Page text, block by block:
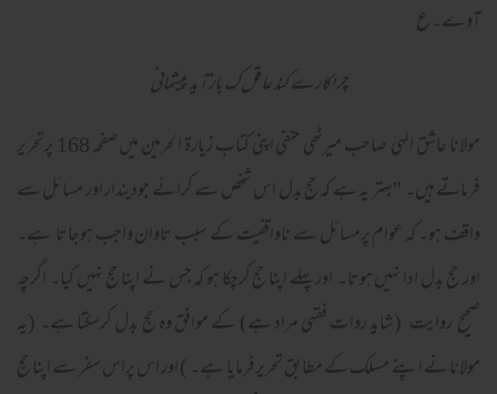
آوے۔ ع
چراکارے کند عاقل ک باز آید پیشمانی
مولانا عاشق الہیٰ صاحب میرٹھی حنفی اپنی کتاب زیارۃ الحرمین میں صفحہ 168 پرتحریر
فرماتے ہیں۔ ''بہتر یہ ہے کہ حج بدل اس شخص سے کرائے جودیندار اور مسائل سے
واقف ہو۔ کہ عوام پرمسائل سے ناواقفیت کے سبب تاوان واجب ہوجاتا ہے۔
اور حج بدل ادا نہیں ہوتا۔ اور پہلے اپنا حج کرچکا ہو کہ جس نے اپنا حج نہیں کیا۔ اگرچہ
صحیح روایت (شاید روات فقہی مراد ہے) کے موافق وہ حج بدل کرسکتا ہے۔ (یہ
مولانا نے اپنے مسلک کے مطابق تحریرفرمایا ہے۔ ) اور اس پراس سفر سے اپنا حج